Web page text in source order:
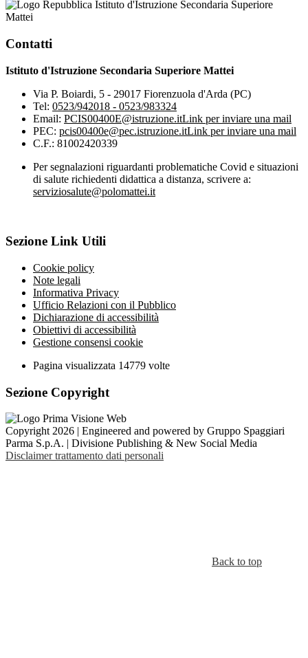
Istituto d'Istruzione Secondaria Superiore
Mattei
Contatti
Istituto d'Istruzione Secondaria Superiore Mattei
Via P. Boiardi, 5 - 29017 Fiorenzuola d'Arda (PC)
Tel: 0523/942018 - 0523/983324
Email: PCIS00400E@istruzione.itLink per inviare una mail
PEC: pcis00400e@pec.istruzione.itLink per inviare una mail
C.F.: 81002420339
Per segnalazioni riguardanti problematiche Covid e situazioni
di salute richiedenti didattica a distanza, scrivere a:
serviziosalute@polomattei.it
Sezione Link Utili
Cookie policy
Note legali
Informativa Privacy
Ufficio Relazioni con il Pubblico
Dichiarazione di accessibilità
Obiettivi di accessibilità
Gestione consensi cookie
Pagina visualizzata 14779 volte
Sezione Copyright
Copyright 2026 | Engineered and powered by Gruppo Spaggiari
Parma S.p.A. | Divisione Publishing & New Social Media
Disclaimer trattamento dati personali
Back to top